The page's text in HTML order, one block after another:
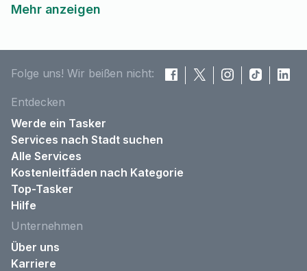
Mehr anzeigen
Folge uns! Wir beißen nicht:
Entdecken
Werde ein Tasker
Services nach Stadt suchen
Alle Services
Kostenleitfäden nach Kategorie
Top-Tasker
Hilfe
Unternehmen
Über uns
Karriere